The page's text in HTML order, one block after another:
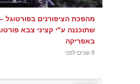
מהפכת הציפורנִים בפורטוגל
שתוכננה ע"י קציני צבא
באפריקה
8 שנים לפני